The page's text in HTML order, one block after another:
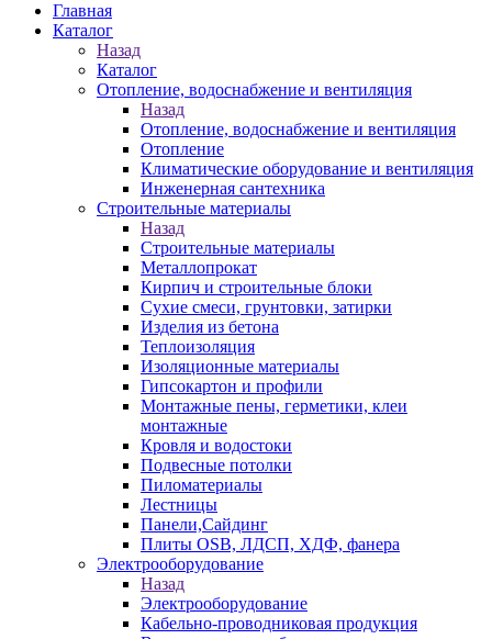
Главная
Каталог
Назад
Каталог
Отопление, водоснабжение и вентиляция
Назад
Отопление, водоснабжение и вентиляция
Отопление
Климатические оборудование и вентиляция
Инженерная сантехника
Строительные материалы
Назад
Строительные материалы
Металлопрокат
Кирпич и строительные блоки
Сухие смеси, грунтовки, затирки
Изделия из бетона
Теплоизоляция
Изоляционные материалы
Гипсокартон и профили
Монтажные пены, герметики, клеи
монтажные
Кровля и водостоки
Подвесные потолки
Пиломатериалы
Лестницы
Панели,Сайдинг
Плиты OSB, ЛДСП, ХДФ, фанера
Электрооборудование
Назад
Электрооборудование
Кабельно-проводниковая продукция